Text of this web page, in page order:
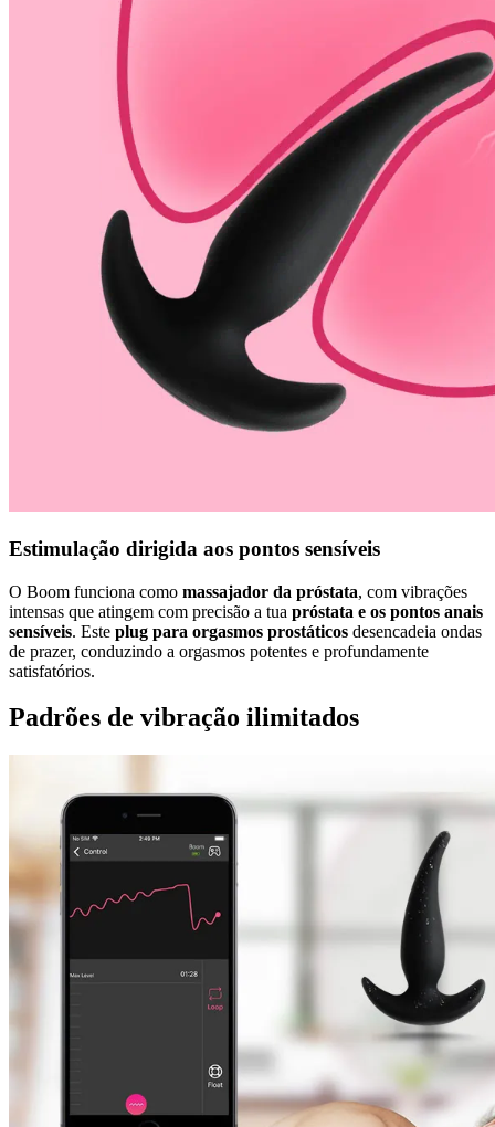
Estimulação dirigida aos pontos sensíveis
O Boom funciona como massajador da próstata, com vibrações
intensas que atingem com precisão a tua próstata e os pontos anais
sensíveis. Este plug para orgasmos prostáticos desencadeia ondas
de prazer, conduzindo a orgasmos potentes e profundamente
satisfatórios.
Padrões de vibração ilimitados